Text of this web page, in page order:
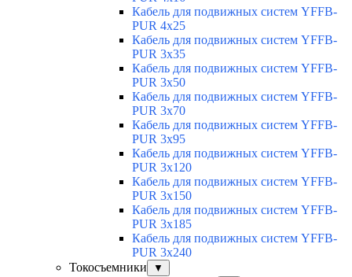
Кабель для подвижных систем YFFB-
PUR 4x25
Кабель для подвижных систем YFFB-
PUR 3x35
Кабель для подвижных систем YFFB-
PUR 3x50
Кабель для подвижных систем YFFB-
PUR 3x70
Кабель для подвижных систем YFFB-
PUR 3x95
Кабель для подвижных систем YFFB-
PUR 3x120
Кабель для подвижных систем YFFB-
PUR 3x150
Кабель для подвижных систем YFFB-
PUR 3x185
Кабель для подвижных систем YFFB-
PUR 3x240
Токосъемники
▼